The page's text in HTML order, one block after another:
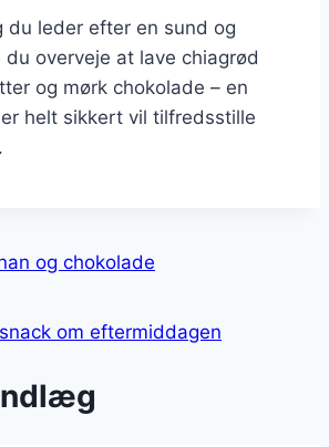
du leder efter en sund og
overveje at lave chiagrød
og mørk chokolade – en
helt sikkert vil tilfredsstille
og chokolade
om eftermiddagen